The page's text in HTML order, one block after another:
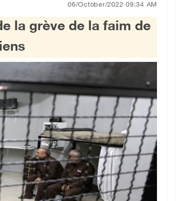
06/October/2022 09:34 AM
la grève de la faim de